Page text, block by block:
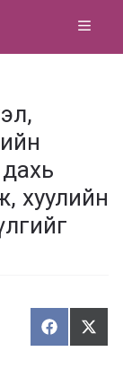
хуулийн
Х
у
Т